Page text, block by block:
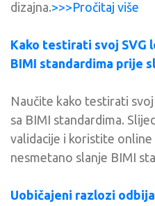
dizajna.>>>Pročitaj više
Kako testirati svoj SVG
BIMI standardima prije
Naučite kako testirati
sa BIMI standardima.
validacije i koristite
nesmetano slanje BIMI
Uobičajeni razlozi